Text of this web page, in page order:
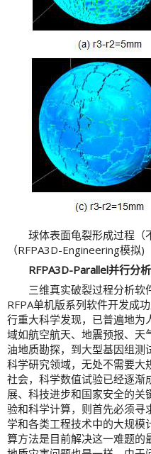
球体表面龟裂形成过程（
（RFPA3D-Engineering模拟)
RFPA3D-Parallel并行分
三维真实破裂过程分析软
RFPA单机版系列软件开发成
行重大科学发现，已普遍地为
域如航空航天、地震预报、天
油地质勘探，到大型基因组测
科学研究领域，无处不需要大
社会，科学数值试验已经逐渐
展、科技进步和国家安全的
验和科学计算，则首先必须寻
学和各类工程技术中的大规模
算方法是目前解决这一难题的